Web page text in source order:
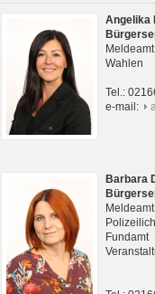
Angelika
Meldeamt
Wahlen
Tel.:
e-mail:
Barbara
Meldeamt
Fundamt